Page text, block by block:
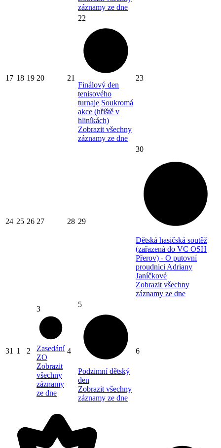
záznamy ze dne
17 18 19 20 21
22
Finálový den
tenisového
turnaje Soukromá
akce (hřiště v
hliníkách)
Zobrazit všechny
záznamy ze dne
23
24 25 26 27 28 29
30
Dětská hasičská soutěž
(zařazená do VC OSH
Přerov) - O putovní
proudnici Adriany
Janíčkové
Zobrazit všechny
záznamy ze dne
31 1 2
3
Zasedání
ZO
Zobrazit
všechny
záznamy
ze dne
4
5
Podzimní dětský
den
Zobrazit všechny
záznamy ze dne
6